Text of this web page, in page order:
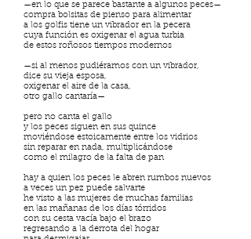
—en lo que se parece bastante a algunos peces—
compra bolsitas de pienso para alimentar
a los golfis tiene un vibrador en la pecera
cuya función es oxigenar el agua turbia
de estos roñosos tiempos modernos
—si al menos pudiéramos con un vibrador,
dice su vieja esposa,
oxigenar el aire de la casa,
otro gallo cantaría—
pero no canta el gallo
y los peces siguen en sus quince
moviéndose estoicamente entre los vidrios
sin reparar en nada, multiplicándose
como el milagro de la falta de pan
hay a quien los peces le abren rumbos nuevos
a veces un pez puede salvarte
he visto a las mujeres de muchas familias
en las mañanas de los días tórridos
con su cesta vacía bajo el brazo
regresando a la derrota del hogar